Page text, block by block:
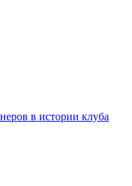
в истории клуба